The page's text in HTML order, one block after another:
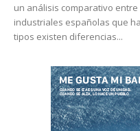
un análisis comparativo
industriales españolas que
tipos existen diferencias...